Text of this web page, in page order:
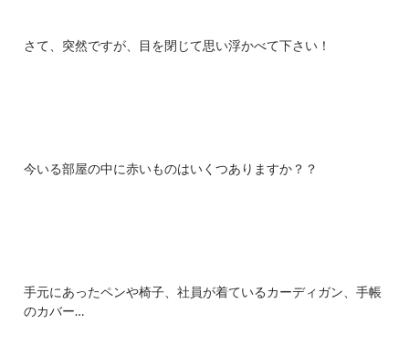
さて、突然ですが、目を閉じて思い浮かべて下さい！
今いる部屋の中に赤いものはいくつありますか？？
手元にあったペンや椅子、社員が着ているカーディガン、手帳
のカバー…